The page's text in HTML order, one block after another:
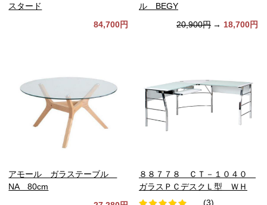
スタード
84,700円
ル BEGY
20,900円 → 18,700円
アモール ガラステーブル
NA 80cm
８８７７８ ＣＴ－１０４０
ガラスＰＣデスクＬ型 ＷＨ
(3)